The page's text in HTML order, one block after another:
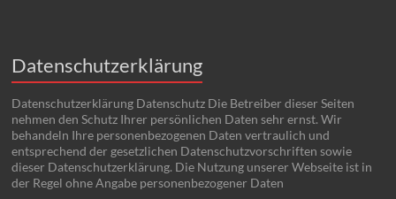
Datenschutzerklärung
Datenschutzerklärung Datenschutz Die Betreiber dieser Seiten
nehmen den Schutz Ihrer persönlichen Daten sehr ernst. Wir
behandeln Ihre personenbezogenen Daten vertraulich und
entsprechend der gesetzlichen Datenschutzvorschriften sowie
dieser Datenschutzerklärung. Die Nutzung unserer Webseite ist in
der Regel ohne Angabe personenbezogener Daten